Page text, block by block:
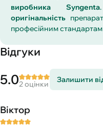
виробника Syngenta
оригінальність
професійним стандартам
Відгуки
5.02 оцінки
Залишити
Віктор